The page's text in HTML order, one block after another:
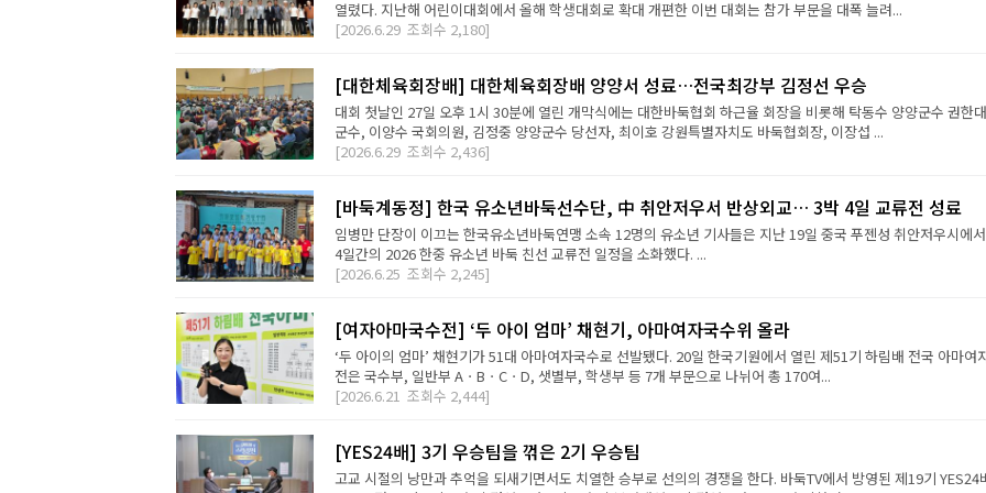
열렸다. 지난해 어린이대회에서 올해 학생대회로 확대 개편한 이번 대회는 참가 부문을 대폭 늘려...
[2026.6.29 조회수 2,180]
[대한체육회장배] 대한체육회장배 양양서 성료…전국최강부 김정선 우승
대회 첫날인 27일 오후 1시 30분에 열린 개막식에는 대한바둑협회 하근율 회장을 비롯해 탁동수 양양군수 권한
군수, 이양수 국회의원, 김정중 양양군수 당선자, 최이호 강원특별자치도 바둑협회장, 이장섭 ...
[2026.6.29 조회수 2,436]
[바둑계동정] 한국 유소년바둑선수단, 中 취안저우서 반상외교… 3박 4일 교류전 성료
임병만 단장이 이끄는 한국유소년바둑연맹 소속 12명의 유소년 기사들은 지난 19일 중국 푸젠성 취안저우시에
4일간의 2026 한중 유소년 바둑 친선 교류전 일정을 소화했다. ...
[2026.6.25 조회수 2,245]
[여자아마국수전] ‘두 아이 엄마’ 채현기, 아마여자국수위 올라
‘두 아이의 엄마’ 채현기가 51대 아마여자국수로 선발됐다. 20일 한국기원에서 열린 제51기 하림배 전국 아마여
전은 국수부, 일반부 AㆍBㆍCㆍD, 샛별부, 학생부 등 7개 부문으로 나뉘어 총 170여...
[2026.6.21 조회수 2,444]
[YES24배] 3기 우승팀을 꺾은 2기 우승팀
고교 시절의 낭만과 추억을 되새기면서도 치열한 승부로 선의의 경쟁을 한다. 바둑TV에서 방영된 제19기 YES24